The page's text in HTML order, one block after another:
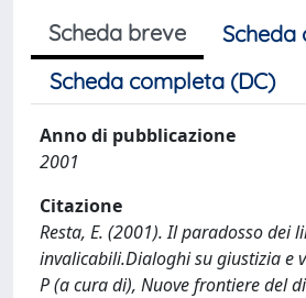
Scheda breve
Scheda
Scheda completa (DC)
Anno di pubblicazione
2001
Citazione
Resta, E. (2001). Il paradosso dei
invalicabili.Dialoghi su giustizia e
P (a cura di), Nuove frontiere del